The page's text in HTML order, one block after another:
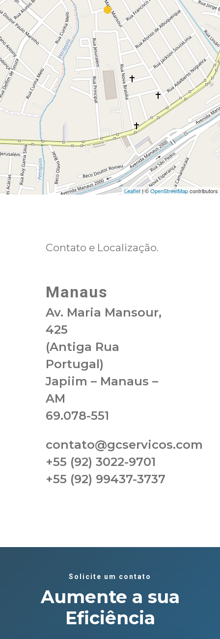
Leaflet| ©OpenStreetMapcontributors
Contato e Localização.
Manaus
Av. Maria Mansour,
425
(Antiga Rua
Portugal)
Japiim – Manaus –
AM
69.078-551
contato@gcservicos.com
+55 (92) 3022-9701
+55 (92) 99437-3737
Solicite um contato
Aumente a sua
Eficiência